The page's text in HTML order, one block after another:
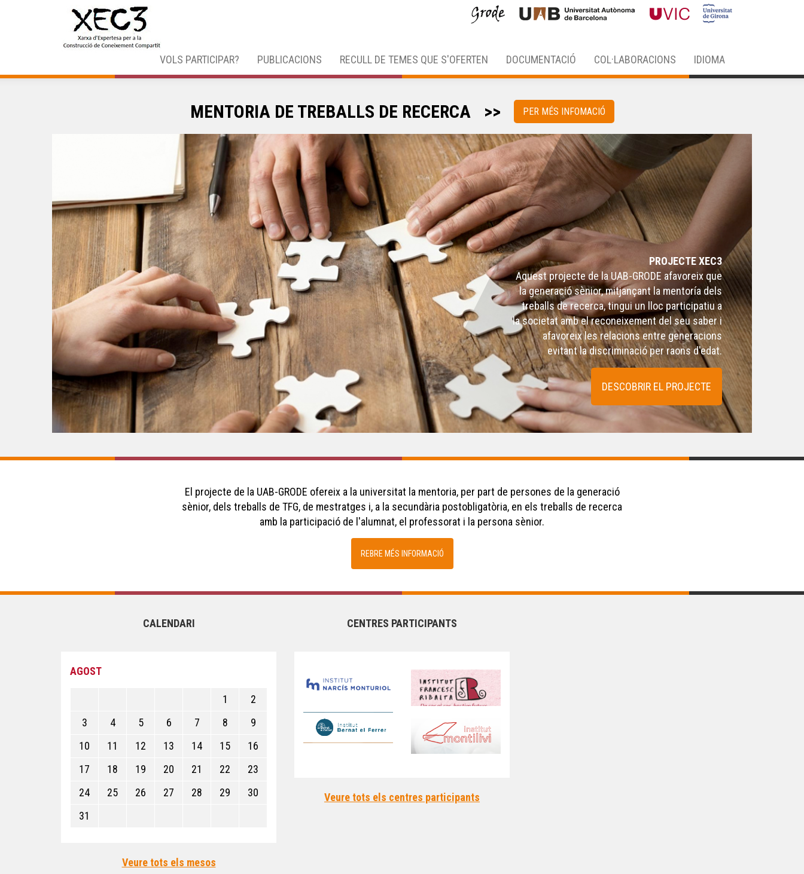
VOLS PARTICIPAR? PUBLICACIONS RECULL DE TEMES QUE S'OFERTEN DOCUMENTACIÓ COL·LABORACIONS IDIOMA
MENTORIA DE TREBALLS DE RECERCA >> PER MÉS INFOMACIÓ
PROJECTE XEC3
Aquest projecte de la UAB-GRODE afavoreix que
la generació sènior, mitjançant la mentoría dels
treballs de recerca, tingui un lloc participatiu a
la societat amb el reconeixement del seu saber i
afavoreix les relacions entre generacions
evitant la discriminació per raons d'edat.
DESCOBRIR EL PROJECTE
El projecte de la UAB-GRODE ofereix a la universitat la mentoria, per part de persones de la generació
sènior, dels treballs de TFG, de mestratges i, a la secundària postobligatòria, en els treballs de recerca
amb la participació de l'alumnat, el professorat i la persona sènior.
REBRE MÉS INFORMACIÓ
CALENDARI
AGOST
1
2
3
4 5 6 7 8
9
10
11 12 13 14 15
16
17
18 19 20 21 22
23
24
25 26 27 28 29
30
31
Veure tots els mesos
CENTRES PARTICIPANTS
Veure tots els centres participants